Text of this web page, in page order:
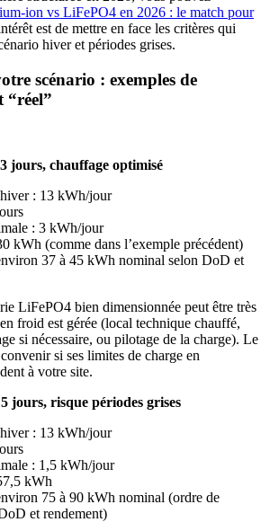
ion vs LiFePO4 en 2026 : le match pour
est de mettre en face les critères qui
hiver et périodes grises.
scénario : exemples de
“réel”
jours, chauffage optimisé
: 13 kWh/jour
: 3 kWh/jour
kWh (comme dans l’exemple précédent)
37 à 45 kWh nominal selon DoD et
LiFePO4 bien dimensionnée peut être très
froid est gérée (local technique chauffé,
si nécessaire, ou pilotage de la charge). Le
si ses limites de charge en
à votre site.
jours, risque périodes grises
: 13 kWh/jour
: 1,5 kWh/jour
kWh
75 à 90 kWh nominal (ordre de
et rendement)